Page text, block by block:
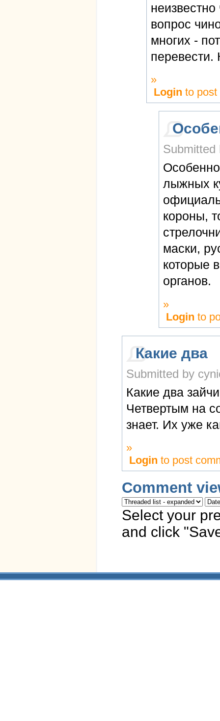
вопрос
многих -
перевести.
»
Login to post
Submitted
лыжных
короны,
маски,
которые
органов.
»
Login to
Какие два
Submitted by
Какие два
Четвертым на
знает. Их уже
»
Login to post
Comment
Select your
and click